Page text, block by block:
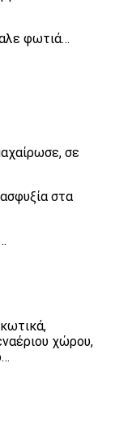
φωτιά…
σε
στα
χώρου,